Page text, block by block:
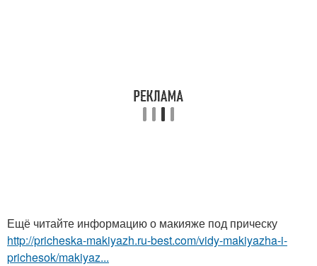
Ещё читайте информацию о макияже под прическу
http://pricheska-makiyazh.ru-best.com/vidy-makiyazha-i-
prichesok/makiyaz...